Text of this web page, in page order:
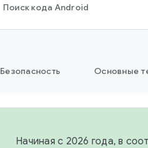
Поиск кода Android
Безопасность Основные
Начиная с 2026 года, в